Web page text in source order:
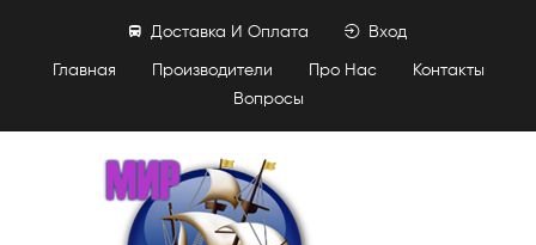
Главная Производители Про Нас
Контакты
Вопросы
Доставка И Оплата Вход